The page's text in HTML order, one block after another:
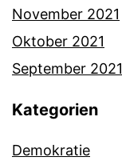
November 2021
Oktober 2021
September 2021
Kategorien
Demokratie